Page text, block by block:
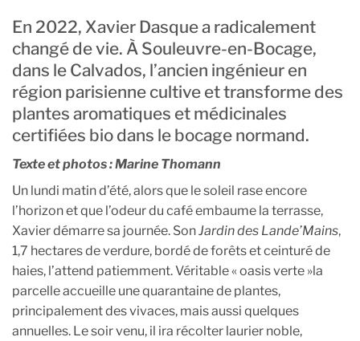
En 2022, Xavier Dasque a radicalement
changé de vie. À Souleuvre-en-Bocage,
dans le Calvados, l’ancien ingénieur en
région parisienne cultive et transforme des
plantes aromatiques et médicinales
certifiées bio dans le bocage normand.
Texte et photos : Marine Thomann
Un lundi matin d’été, alors que le soleil rase encore
l’horizon et que l’odeur du café embaume la terrasse,
Xavier démarre sa journée. SonJardin des Lande’Mains,
1,7 hectares de verdure, bordé de forêts et ceinturé de
haies, l’attend patiemment. Véritable « oasis verte »la
parcelle accueille une quarantaine de plantes,
principalement des vivaces, mais aussi quelques
annuelles. Le soir venu, il ira récolter laurier noble,